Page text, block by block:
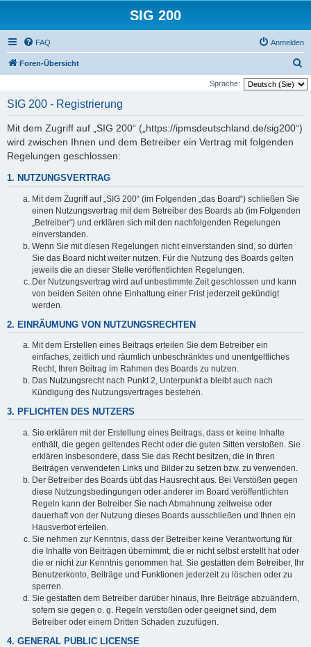
SIG 200
FAQ Anmelden
Foren-Übersicht
u
Sprache:
SIG 200 - Registrierung
Mit dem Zugriff auf „SIG 200“ („https://ipmsdeutschland.de/sig200“)
wird zwischen Ihnen und dem Betreiber ein Vertrag mit folgenden
Regelungen geschlossen:
1. NUTZUNGSVERTRAG
Mit dem Zugriff auf „SIG 200“ (im Folgenden „das Board“) schließen Sie
einen Nutzungsvertrag mit dem Betreiber des Boards ab (im Folgenden
„Betreiber“) und erklären sich mit den nachfolgenden Regelungen
einverstanden.
Wenn Sie mit diesen Regelungen nicht einverstanden sind, so dürfen
Sie das Board nicht weiter nutzen. Für die Nutzung des Boards gelten
jeweils die an dieser Stelle veröffentlichten Regelungen.
Der Nutzungsvertrag wird auf unbestimmte Zeit geschlossen und kann
von beiden Seiten ohne Einhaltung einer Frist jederzeit gekündigt
werden.
2. EINRÄUMUNG VON NUTZUNGSRECHTEN
Mit dem Erstellen eines Beitrags erteilen Sie dem Betreiber ein
einfaches, zeitlich und räumlich unbeschränktes und unentgeltliches
Recht, Ihren Beitrag im Rahmen des Boards zu nutzen.
Das Nutzungsrecht nach Punkt 2, Unterpunkt a bleibt auch nach
Kündigung des Nutzungsvertrages bestehen.
3. PFLICHTEN DES NUTZERS
Sie erklären mit der Erstellung eines Beitrags, dass er keine Inhalte
enthält, die gegen geltendes Recht oder die guten Sitten verstoßen. Sie
erklären insbesondere, dass Sie das Recht besitzen, die in Ihren
Beiträgen verwendeten Links und Bilder zu setzen bzw. zu verwenden.
Der Betreiber des Boards übt das Hausrecht aus. Bei Verstößen gegen
diese Nutzungsbedingungen oder anderer im Board veröffentlichten
Regeln kann der Betreiber Sie nach Abmahnung zeitweise oder
dauerhaft von der Nutzung dieses Boards ausschließen und Ihnen ein
Hausverbot erteilen.
Sie nehmen zur Kenntnis, dass der Betreiber keine Verantwortung für
die Inhalte von Beiträgen übernimmt, die er nicht selbst erstellt hat oder
die er nicht zur Kenntnis genommen hat. Sie gestatten dem Betreiber, Ihr
Benutzerkonto, Beiträge und Funktionen jederzeit zu löschen oder zu
sperren.
Sie gestatten dem Betreiber darüber hinaus, Ihre Beiträge abzuändern,
sofern sie gegen o. g. Regeln verstoßen oder geeignet sind, dem
Betreiber oder einem Dritten Schaden zuzufügen.
4. GENERAL PUBLIC LICENSE